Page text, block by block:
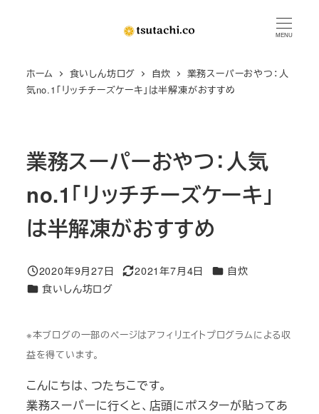
MENU
ホーム 食いしん坊ログ 自炊
業務スーパーおやつ：人
気no.1「リッチチーズケーキ」は半解凍がおすすめ
業務スーパーおやつ：人気
no.1「リッチチーズケーキ」
は半解凍がおすすめ
投稿日
2020年9月27日
更新日
2021年7月4日 カテゴリー
自炊
カテゴリー
食いしん坊ログ
※本ブログの一部のページはアフィリエイトプログラムによる収
益を得ています。
こんにちは、つたちこです。
業務スーパーに行くと、店頭にポスターが貼ってあ